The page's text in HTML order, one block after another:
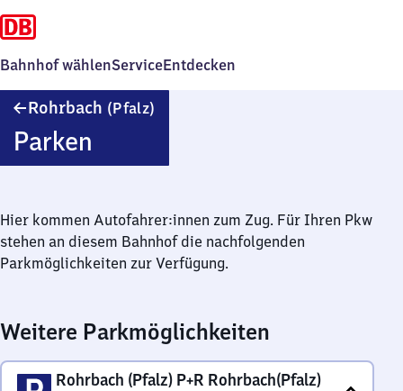
Bahnhof wählenServiceEntdecken
Rohrbach (Pfalz)
Parken
Hier kommen Autofahrer:innen zum Zug. Für Ihren Pkw
stehen an diesem Bahnhof die nachfolgenden
Parkmöglichkeiten zur Verfügung.
Weitere Parkmöglichkeiten
Rohrbach (Pfalz) P+R Rohrbach(Pfalz)